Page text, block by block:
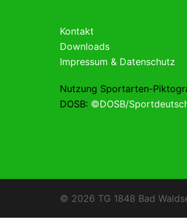
Kontakt
Downloads
Impressum & Datenschutz
Nutzung Sportarten-
DOSB: ©DOSB/
© 2026 TG 1848 Bad